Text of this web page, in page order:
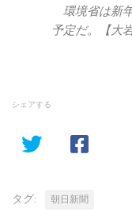
環境省は新
予定だ。【大
シェアする
タグ: 朝日新聞